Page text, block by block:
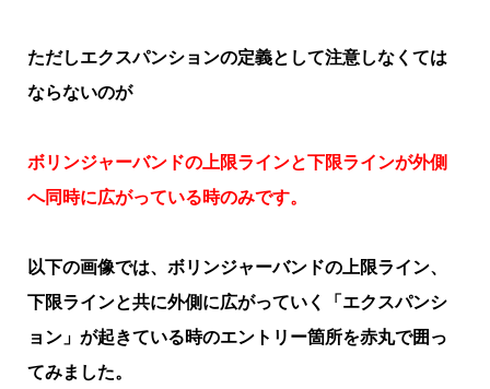
ただしエクスパンションの定義として注意しなくては
ならないのが
ボリンジャーバンドの上限ラインと下限ラインが外側
へ同時に広がっている時のみです。
以下の画像では、ボリンジャーバンドの上限ライン、
下限ラインと共に外側に広がっていく「エクスパンシ
ョン」が起きている時のエントリー箇所を赤丸で囲っ
てみました。